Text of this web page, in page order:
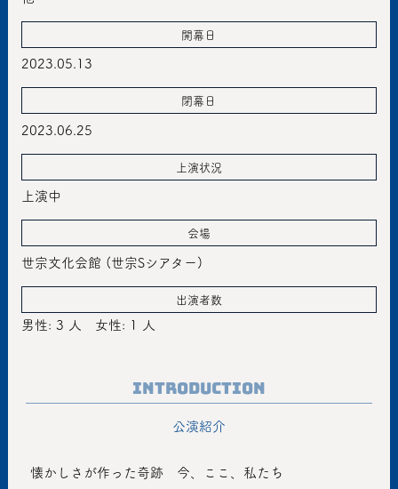
開幕日
2023.05.13
閉幕日
2023.06.25
上演状況
上演中
会場
世宗文化会館 (世宗Sシアター)
出演者数
男性: 3 人 女性: 1 人
Introduction
公演紹介
懐かしさが作った奇跡　今、ここ、私たち